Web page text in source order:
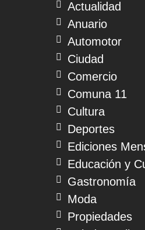
Actualidad
Anuario
Automotor
Ciudad
Comercio
Comuna 11
Cultura
Deportes
Ediciones
Educación y
Gastronomía
Moda
Propiedades